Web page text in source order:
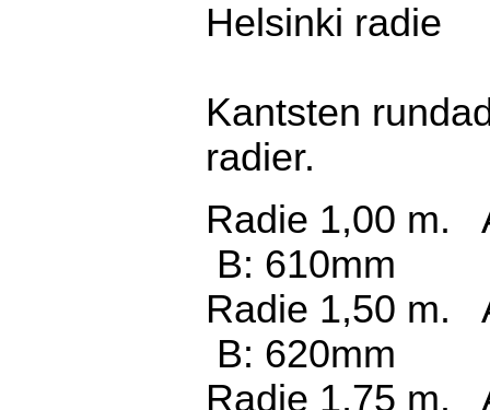
Helsinki radie
Kantsten
radier.
Radie 1,00 m.
B: 610mm
Radie 1,50 m.
B: 620mm
Radie 1,75 m.